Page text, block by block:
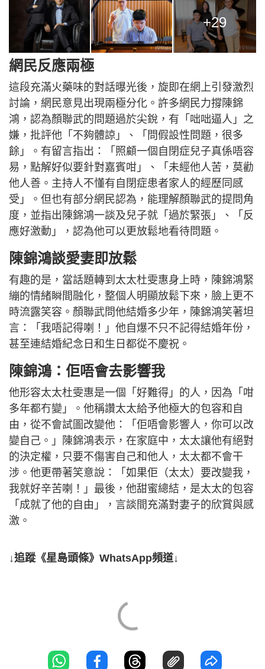
+29
網民反應兩極
這段充滿火藥味的對話曝光後，旋即在網上引發激烈
討論，網民意見出現兩極分化。許多網民力撐陳錦
鴻，認為顏聯武的問題過於尖銳，有「咄咄逼人」之
嫌，批評他「不夠體諒」、「問假設性問題，很多
餘」。有留言指出：「照顧一個自閉症兒子真係唔容
易，點解好似要針對嘉賓咁」、「未經他人苦，莫勸
他人善。主持人不懂有自閉症患者家人的經歷同感
受」。但也有部分網民認為，能理解顏聯武的提問角
度，並指出陳錦鴻一談及兒子就「過於緊張」、「反
應好激動」，認為他可以更放鬆地看待問題。
陳錦鴻談愛妻即放鬆
有趣的是，當話題轉到太太杜雯惠身上時，陳錦鴻緊
繃的情緒瞬間融化，整個人明顯放鬆下來，臉上更不
時流露笑容。顏聯武問他結婚多少年，陳錦鴻笑著坦
言：「我唔記得喇！」他自爆不只不記得結婚年份，
甚至連結婚紀念日和生日都從不慶祝。
陳錦鴻：佢唔會去影響我
他形容太太杜雯惠是一個「好難得」的人，因為「咁
多年都冇變」。他稱讚太太給予他極大的包容和自
由，從不會試圖改變他：「佢唔會影響人，你可以改
變自己。」陳錦鴻表示，在家庭中，太太讓他有絕對
的決定權，只要不傷害自己和他人，太太都不會干
涉。他更帶著笑意說：「如果佢（太太）要改變我，
我就好辛苦喇！」最後，他甜蜜總結，是太太的包容
「成就了他的自由」，言談間充滿對妻子的欣賞與感
激。
↓追蹤《星島頭條》WhatsApp頻道↓